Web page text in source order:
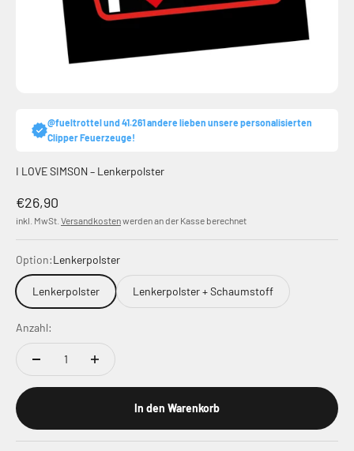
@fueltrottel und 41.261 andere lieben unsere personalisierten
Clipper Feuerzeuge!
I LOVE SIMSON – Lenkerpolster
Angebot
€26,90
inkl. MwSt. Versandkostenwerden an der Kasse berechnet
Option:Lenkerpolster
Lenkerpolster Lenkerpolster + Schaumstoff
Anzahl:
In den Warenkorb